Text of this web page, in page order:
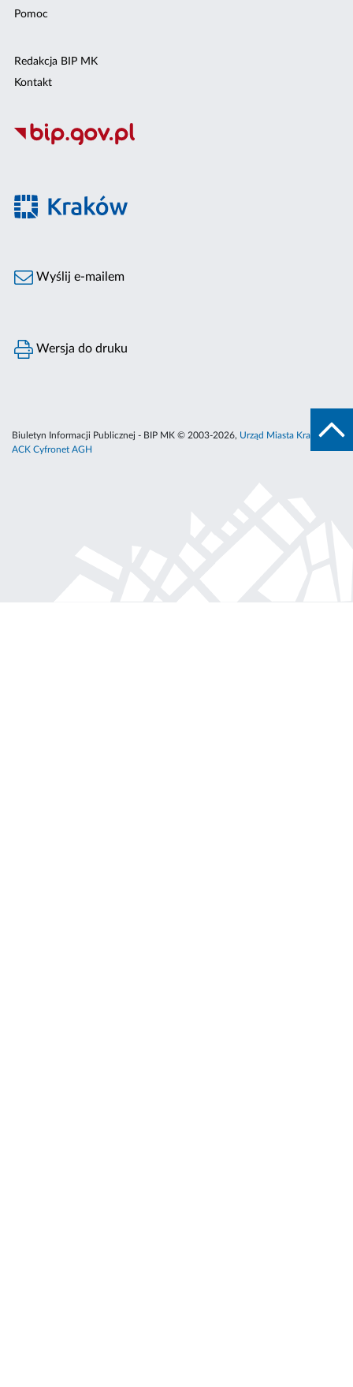
Pomoc
Redakcja BIP MK
Kontakt
Wyślij e-mailem
Wersja do druku
Biuletyn Informacji Publicznej - BIP MK © 2003-2026, Urząd Miasta Krakowa
ACK Cyfronet AGH